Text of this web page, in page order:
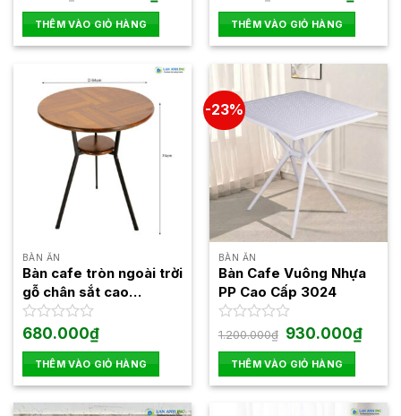
hạng
0
5
là:
750.000₫.
tại
là:
670.000₫.
THÊM VÀO GIỎ HÀNG
hạng
0
5
sao
là:
930.000₫.
tại
là:
THÊM VÀO GIỎ HÀNG
BÀN ĂN
Bàn cafe tròn ngoài trời
gỗ chân sắt cao
Fansipan Moon 03
Được
hạng
0
5
sao
680.000₫
THÊM VÀO GIỎ HÀNG
-23%
BÀN ĂN
Bàn Cafe Vuông Nhựa
PP Cao Cấp 3024
Được
hạng
0
5
1.200.000₫ Giá
gốc
là:
1.200.000₫.
930.000₫Giá
hiện
THÊM VÀO GIỎ HÀNG